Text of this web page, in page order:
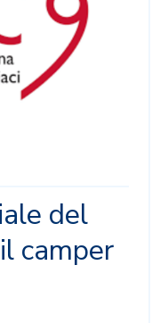
del
camper